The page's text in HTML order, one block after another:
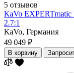
5 отзывов
KaVo EXPERTmatic
2.7:1
KaVo, Германия
49 049 ₽
В корзину